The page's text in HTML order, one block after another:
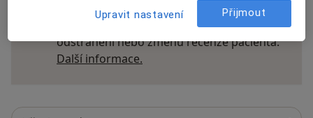
Recenze pacientů jsou pro nás důležité.
Specialisté nemají možnost zaplatit za
odstranění nebo změnu recenze pacienta.
Další informace.
Upravit nastavení Přijmout